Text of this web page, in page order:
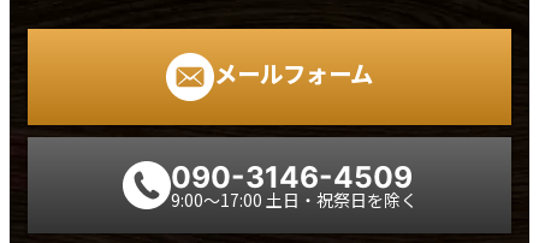
メールフォーム
090-3146-4509
9:00～17:00 土日・祝祭日を除く